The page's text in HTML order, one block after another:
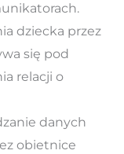
dziecka przez
się pod
relacji o
danych
obietnice